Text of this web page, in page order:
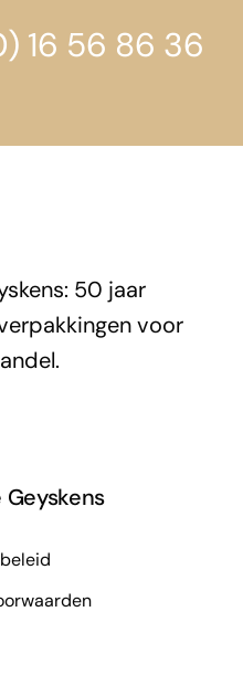
16 56 86 36
50 jaar
voor
Geyskens